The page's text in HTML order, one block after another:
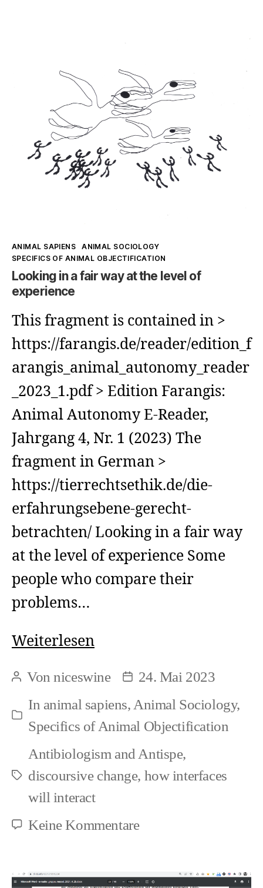
being
undifferentiated
Kategorien
ANIMAL SAPIENS
ANIMAL SOCIOLOGY
SPECIFICS OF ANIMAL OBJECTIFICATION
Looking in a fair way at the level of
experience
This fragment is contained in >
https://farangis.de/reader/edition_f
arangis_animal_autonomy_reader
_2023_1.pdf > Edition Farangis:
Animal Autonomy E-Reader,
Jahrgang 4, Nr. 1 (2023) The
fragment in German >
https://tierrechtsethik.de/die-
erfahrungsebene-gerecht-
betrachten/ Looking in a fair way
at the level of experience Some
people who compare their
problems…
WeiterlesenLooking
a
fair
way
at
the
level
of
Beitragsautor
Vonniceswine Beitragsdatum
24. Mai 2023
Kategorien
In animal sapiens, Animal Sociology,
Specifics of Animal Objectification
Schlagwörter
Antibiologism and Antispe,
discoursive change, how interfaces
will interact
Keine Kommentarezu